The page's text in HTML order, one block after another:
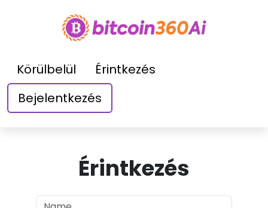
Körülbelül
Érintkezés
Bejelentkezés
Érintkezés